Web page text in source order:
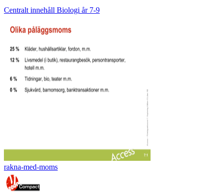
Centralt innehåll Biologi år 7-9
rakna-med-moms